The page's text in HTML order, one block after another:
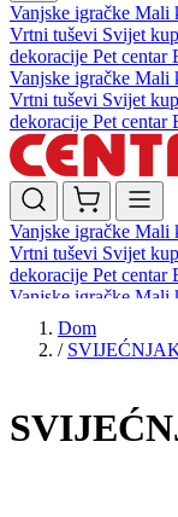
Vanjske igračke Mali
Vrtni tuševi Svijet
dekoracije Pet centar
Vanjske igračke Mali
Vrtni tuševi Svijet
dekoracije Pet centar
Vanjske igračke Mali
Vrtni tuševi Svijet
dekoracije Pet centar
Vanjske igračke Mali
Vrtni tuševi
dekoracijePet centar
Dom
/